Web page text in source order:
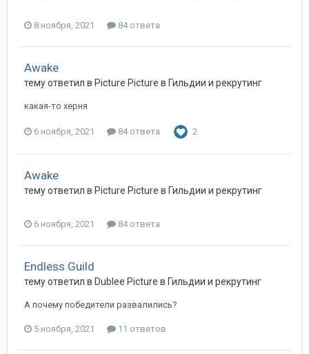
8 ноября, 2021 84 ответа
Awake
тему ответил в Picture Picture в Гильдии и рекрутинг
какая-то херня
6 ноября, 2021 84 ответа 2
Awake
тему ответил в Picture Picture в Гильдии и рекрутинг
6 ноября, 2021 84 ответа
Endless Guild
тему ответил в Dublee Picture в Гильдии и рекрутинг
А почему победители развалились?
5 ноября, 2021 11 ответов